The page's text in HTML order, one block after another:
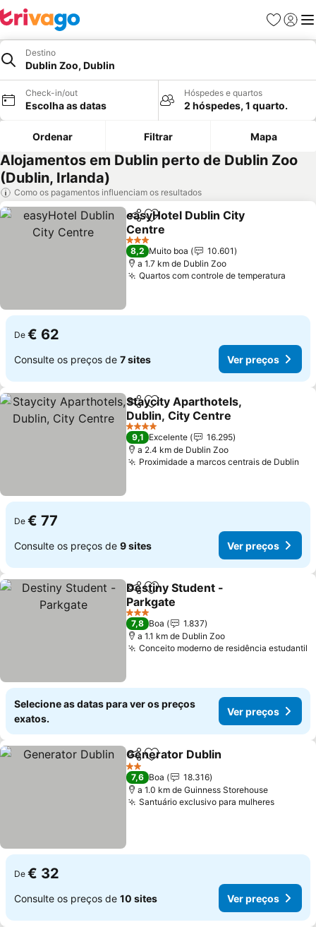
Favoritos
Iniciar
Destino
Dublin Zoo, Dublin
Check-in/out
Escolha as datas
Hóspedes e quartos
2 hóspedes, 1 quarto.
Ordenar Filtrar Mapa
Alojamentos em Dublin perto de Dublin Zoo
(Dublin, Irlanda)
Como os pagamentos influenciam os resultados
PartilharAdicionar aos favoritos
easyHotel Dublin City
Centre
3 Estrelas
8,2 Muito boa
10.601
a 1.7 km de Dublin Zoo
Quartos com controle de temperatura
De € 62
Consulte os preços de 7 sites Ver preços
PartilharAdicionar aos favoritos
Staycity Aparthotels,
Dublin, City Centre
4 Estrelas
9,1 Excelente
16.295
a 2.4 km de Dublin Zoo
Proximidade a marcos centrais de Dublin
De € 77
Consulte os preços de 9 sites Ver preços
PartilharAdicionar aos favoritos
Destiny Student -
Parkgate
3 Estrelas
7,8 Boa
1.837
a 1.1 km de Dublin Zoo
Conceito moderno de residência estudantil
Selecione as datas para ver os preços
exatos.
Ver preços
PartilharAdicionar aos favoritos
Generator Dublin
2 Estrelas
7,6 Boa
18.316
a 1.0 km de Guinness Storehouse
Santuário exclusivo para mulheres
De € 32
Consulte os preços de 10 sites Ver preços